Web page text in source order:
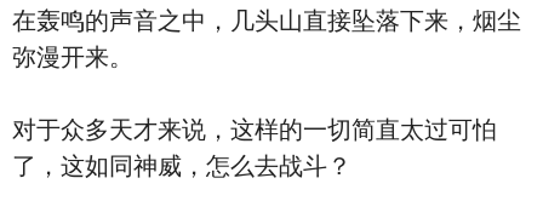
在轰鸣的声音之中，几头山直接坠落下来，烟尘
弥漫开来。
对于众多天才来说，这样的一切简直太过可怕
了，这如同神威，怎么去战斗？